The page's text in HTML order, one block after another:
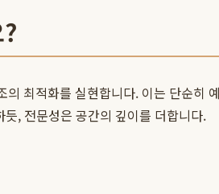
최적화를 실현합니다. 이는 단순히
, 전문성은 공간의 깊이를 더합니다.